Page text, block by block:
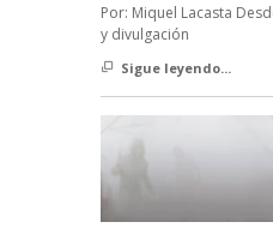
Por: Miquel Lacasta
y divulgación
Sigue leyendo...